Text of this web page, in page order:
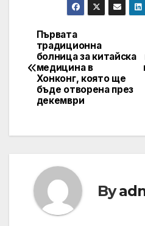
Post
navigation
Първата
традиционна
болница за китайска
медицина в
Хонконг, която ще
бъде отворена през
декември
By